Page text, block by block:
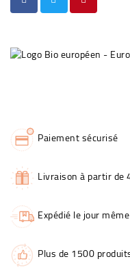
Paiement sécurisé
Livraison à partir de
Expédié le jour
Plus de 1500